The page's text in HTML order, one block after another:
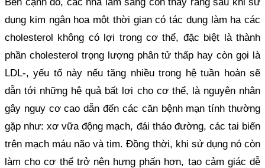
dụng kim ngân hoa một thời gian có tác dụng làm hạ các
cholesterol không có lợi trong cơ thể, đặc biệt là thành
phần cholesterol trọng lượng phân tử thấp hay còn gọi là
LDL-, yếu tố này nếu tăng nhiều trong hệ tuần hoàn sẽ
dẫn tới những hệ quả bất lợi cho cơ thể, là nguyên nhân
gây nguy cơ cao dẫn đến các căn bệnh mạn tính thường
gặp như: xơ vữa động mạch, đái tháo đường, các tai biến
trên mạch máu não và tim. Đồng thời, khi sử dụng nó còn
làm cho cơ thể trở nên hưng phấn hơn, tạo cảm giác dễ